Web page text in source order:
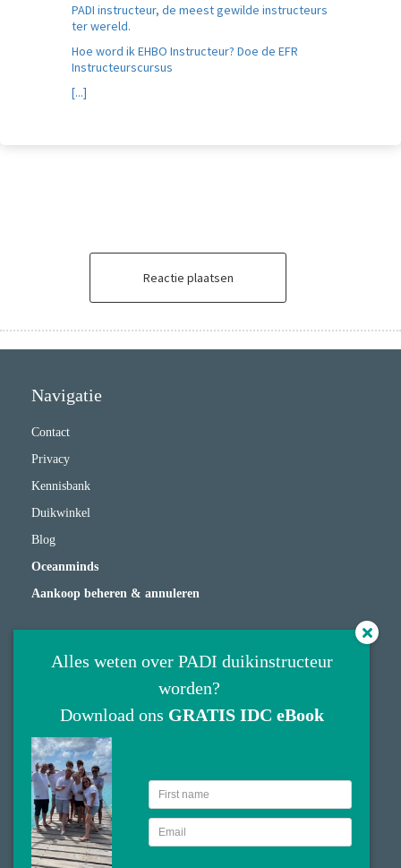
PADI instructeur, de meest gewilde instructeurs
ter wereld.
Hoe word ik EHBO Instructeur? Doe de EFR
Instructeurscursus
[...]
Reactie plaatsen
Navigatie
Contact
Privacy
Kennisbank
Duikwinkel
Blog
Oceanminds
Aankoop beheren & annuleren
Lambertus Hortensiuslaan 36
1412GWNaarden
035 2085812
info@scubaconnection.nl
KvK nummer: 63035952
Alles weten over PADI duikinstructeur
worden?
Download ons GRATIS IDC eBook